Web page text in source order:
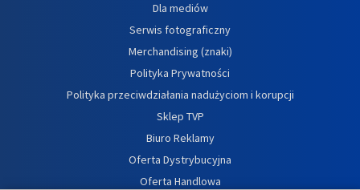
Dla mediów
Serwis fotograficzny
Merchandising (znaki)
Polityka Prywatności
Polityka przeciwdziałania nadużyciom i korupcji
Sklep TVP
Biuro Reklamy
Oferta Dystrybucyjna
Oferta Handlowa